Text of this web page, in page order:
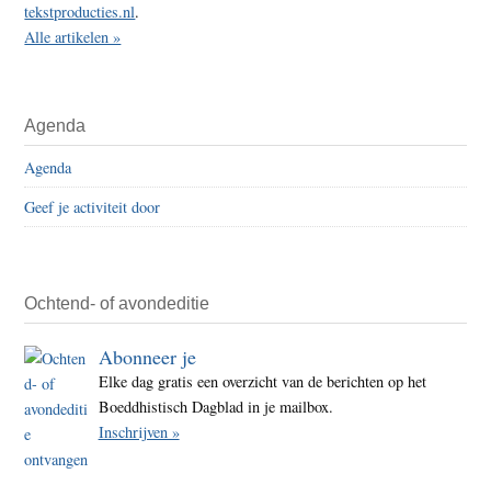
tekstproducties.nl.
Alle artikelen »
Agenda
Agenda
Geef je activiteit door
Ochtend- of avondeditie
Abonneer je
Elke dag gratis een overzicht van de berichten op het
Boeddhistisch Dagblad in je mailbox.
Inschrijven »